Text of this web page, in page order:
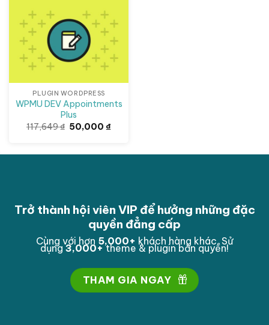
PLUGIN WORDPRESS
WPMU DEV Appointments
Plus
117,649₫ Giá
gốc
50,000 ₫Giá
Trở thành hội viên VIP để hưởng những đặc
quyền đẳng cấp
Cùng với hơn 5,000+ khách hàng khác. Sử
dụng3,000+theme & plugin bản quyền!
THAM GIA NGAY